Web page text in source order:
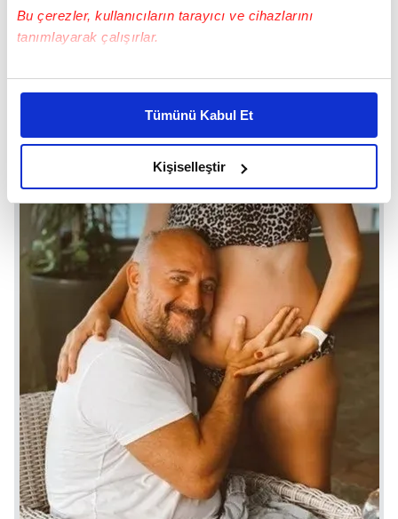
Bu çerezler, kullanıcıların tarayıcı ve cihazlarını
tanımlayarak çalışırlar.
Bu çerezlere izin vermeniz halinde sizlere özel
daha iyi reklam deneyimi yaşatabiliriz. Bunu yaparken
amacımızın size daha iyi bir reklam deneyimi sunmak
olduğunu ve sizlere en iyi içerikleri sunabilmek adına
elimizden gelen çabayı gösterdiğimizi ve bu noktada,
reklamların maliyetlerimizi karşılamak noktasında tek gelir
kalemimiz olduğunu sizlere hatırlatmak isteriz.
Her halükârda, kullanıcılar, bu çerezlere izin vermedikleri
takdirde, kullanıcılara hedefli reklamlar
gösterilmeyecektir."
Sizlere daha iyi bir hizmet sunabilmek için İnternet
Sitemizde kendimize ve üçüncü kişilere ait çerezler
kullanılmaktadır. Bu çerezler vasıtasıyla çeşitli kişisel
verileriniz işlenmekte olup gerekli olan çerezler bilgi
toplumu hizmetlerinin sunulması amacıyla
kullanılmaktadır. Diğer çerezler, sitemizin daha işlevsel
kılınması ve kişiselleştirilmesi ve sizlere yönelik
reklam/pazarlama faaliyetlerinin yapılması, amaçlarıyla
Tümünü Kabul Et
Kişiselleştir